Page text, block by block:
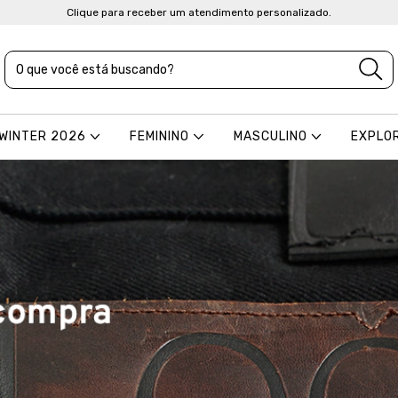
Clique para receber um atendimento personalizado.
2026 FEMININO MASCULINO